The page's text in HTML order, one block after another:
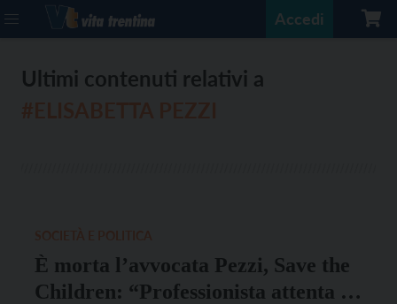
Accedi
Ultimi contenuti relativi a
È morta l’avvocata Pezzi, Save the
Children: “Professionista attenta e